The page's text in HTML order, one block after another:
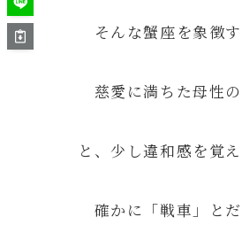
そんな蟹座を象徴
慈愛に満ちた母性
と、少し違和感を覚
確かに「戦車」と